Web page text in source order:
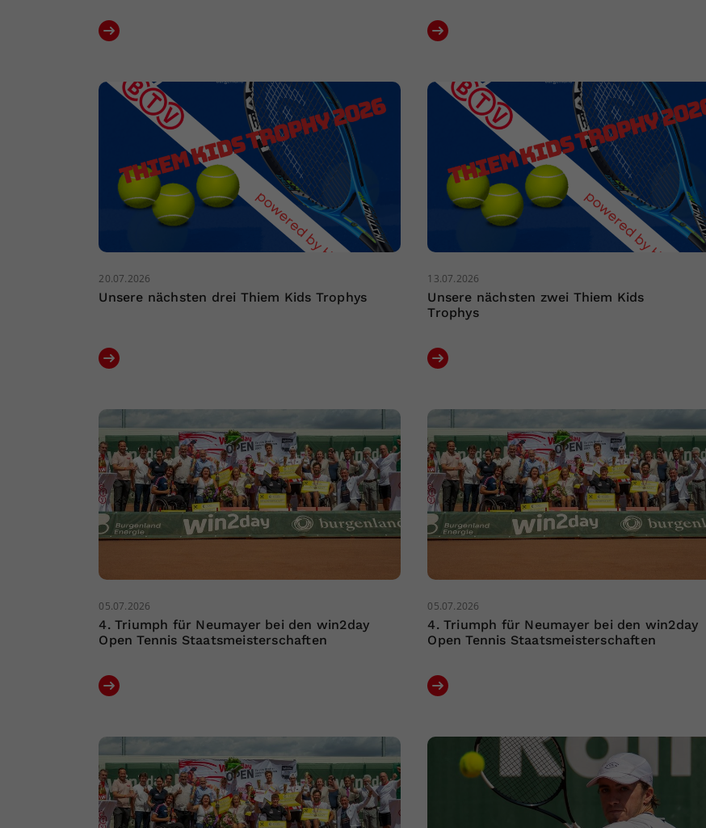
20.07.2026
Unsere nächsten drei Thiem Kids Trophys
13.07.2026
Unsere nächsten zwei Thiem Kids
Trophys
05.07.2026
4. Triumph für Neumayer bei den win2day
Open Tennis Staatsmeisterschaften
05.07.2026
4. Triumph für Neumayer bei den win2day
Open Tennis Staatsmeisterschaften